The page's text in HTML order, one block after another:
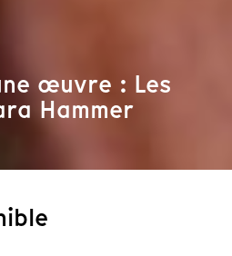
œuvre : Les
Hammer